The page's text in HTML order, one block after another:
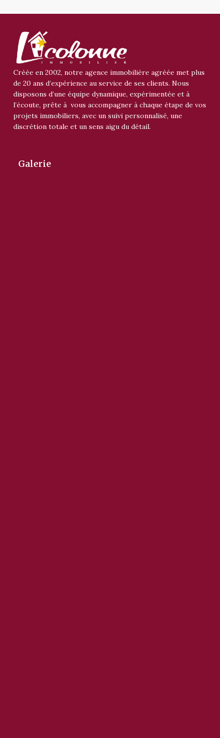
Créée en 2002, notre agence immobilière agréée met plus
de 20 ans d’expérience au service de ses clients. Nous
disposons d’une équipe dynamique, expérimentée et à
l’écoute, prête à vous accompagner à chaque étape de vos
projets immobiliers, avec un suivi personnalisé, une
discrétion totale et un sens aigu du détail.
Galerie